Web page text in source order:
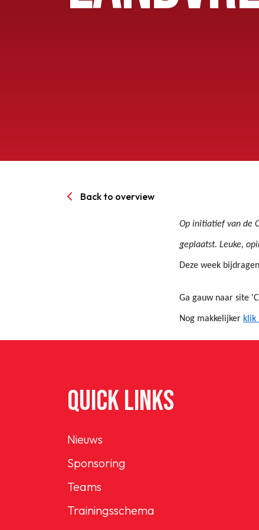
Senioren
SPORTPARK GOED
LIDMAATSCHAP
Back to overview
Op initiatief van de
geplaatst. Leuke,
Deze week
Ga gauw naar site
Nog makkelijker klik
QUICK LINKS
Nieuws
Sponsoring
Teams
Trainingsschema